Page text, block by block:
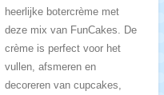
heerlijke botercrème met
deze mix van FunCakes. De
crème is perfect voor het
vullen, afsmeren en
decoreren van cupcakes,